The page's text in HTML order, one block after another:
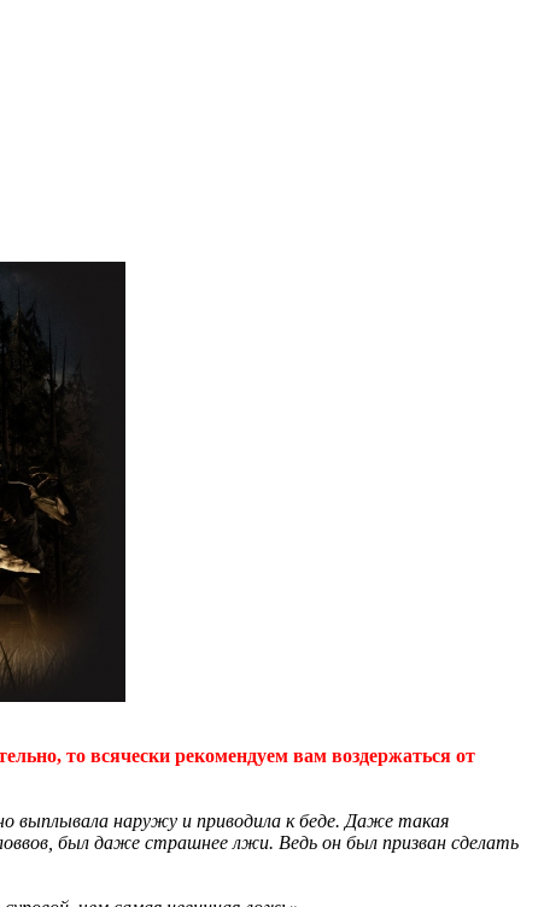
то всячески рекомендуем вам воздержаться от
выплывала наружу и приводила к беде. Даже такая
был даже страшнее лжи. Ведь он был призван сделать